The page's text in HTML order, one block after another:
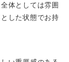
体としては雰囲
した状態でお持